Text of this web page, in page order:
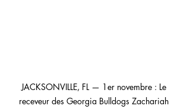
JACKSONVILLE, FL — 1er novembre : Le
receveur des Georgia Bulldogs Zachariah